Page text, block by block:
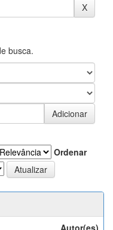
busca.
Ordenar
Autor(es)